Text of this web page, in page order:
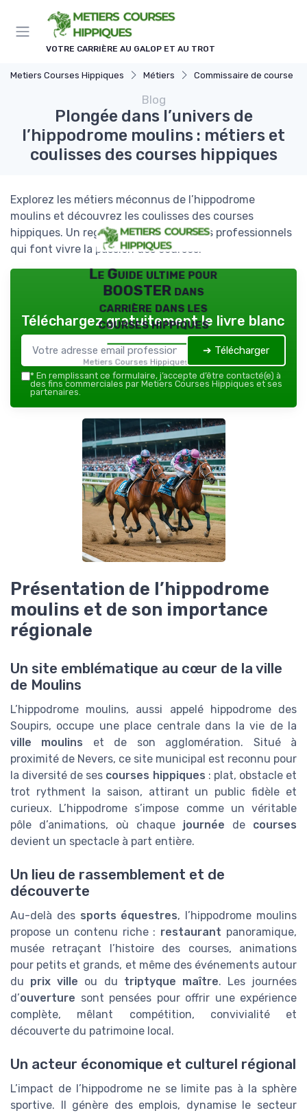
VOTRE CARRIÈRE AU GALOP ET AU TROT
Metiers Courses Hippiques Métiers Commissaire de course
Blog
Plongée dans l’univers de
l’hippodrome moulins : métiers et
coulisses des courses hippiques
Explorez les métiers méconnus de l’hippodrome
moulins et découvrez les coulisses des courses
hippiques. Un regard approfondi sur les professionnels
qui font vivre la passion des courses.
Le Guide ultime pour
BOOSTER dans
carrière dans les
courses hippiques
Metiers Courses Hippiques — 2026
Téléchargez gratuitement le livre blanc
➔ Télécharger
* En remplissant ce formulaire, j’accepte d’être contacté(e) à
des fins commerciales par Metiers Courses Hippiques et ses
partenaires.
Présentation de l’hippodrome
moulins et de son importance
régionale
Un site emblématique au cœur de la ville
de Moulins
L’hippodrome moulins, aussi appelé hippodrome des
Soupirs, occupe une place centrale dans la vie de la
ville moulins et de son agglomération. Situé à
proximité de Nevers, ce site municipal est reconnu pour
la diversité de ses courses hippiques : plat, obstacle et
trot rythment la saison, attirant un public fidèle et
curieux. L’hippodrome s’impose comme un véritable
pôle d’animations, où chaque journée de courses
devient un spectacle à part entière.
Un lieu de rassemblement et de
découverte
Au-delà des sports équestres, l’hippodrome moulins
propose un contenu riche : restaurant panoramique,
musée retraçant l’histoire des courses, animations
pour petits et grands, et même des événements autour
du prix ville ou du triptyque maître. Les journées
d’ouverture sont pensées pour offrir une expérience
complète, mêlant compétition, convivialité et
découverte du patrimoine local.
Un acteur économique et culturel régional
L’impact de l’hippodrome ne se limite pas à la sphère
sportive. Il génère des emplois, dynamise le secteur
Panneau de gestion des cookies